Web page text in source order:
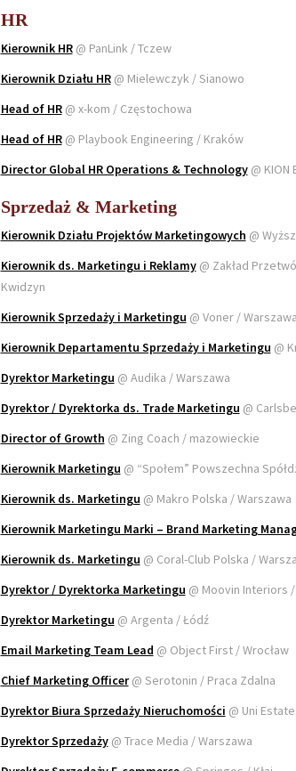
HR
Kierownik HR @ PanLink / Tczew
Kierownik Działu HR @ Mielewczyk / Sianowo
Head of HR @ x-kom / Częstochowa
Head of HR @ Playbook Engineering / Kraków
Director Global HR Operations & Technology @
Sprzedaż & Marketing
Kierownik Działu Projektów Marketingowych @
Kierownik ds. Marketingu i Reklamy @ Zakład
Kwidzyn
Kierownik Sprzedaży i Marketingu @ Voner / Warszawa
Kierownik Departamentu Sprzedaży i Marketingu @
Dyrektor Marketingu @ Audika / Warszawa
Dyrektor / Dyrektorka ds. Trade Marketingu @
Director of Growth @ Zing Coach / mazowieckie
Kierownik Marketingu @ “Społem” Powszechna
Kierownik ds. Marketingu @ Makro Polska / Warszawa
Kierownik Marketingu Marki – Brand Marketing
Kierownik ds. Marketingu @ Coral-Club Polska /
Dyrektor / Dyrektorka Marketingu @ Moovin Interiors
Dyrektor Marketingu @ Argenta / Łódź
Email Marketing Team Lead @ Object First / Wrocław
Chief Marketing Officer @ Serotonin / Praca Zdalna
Dyrektor Biura Sprzedaży Nieruchomości @ Uni
Dyrektor Sprzedaży @ Trace Media / Warszawa